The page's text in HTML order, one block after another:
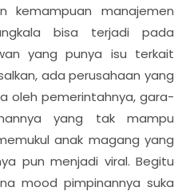
kemampuan manajemen
bisa terjadi pada
yang punya isu terkait
ada perusahaan yang
oleh pemerintahnya, gara-
yang tak mampu
anak magang yang
pun menjadi viral. Begitu
mood pimpinannya suka